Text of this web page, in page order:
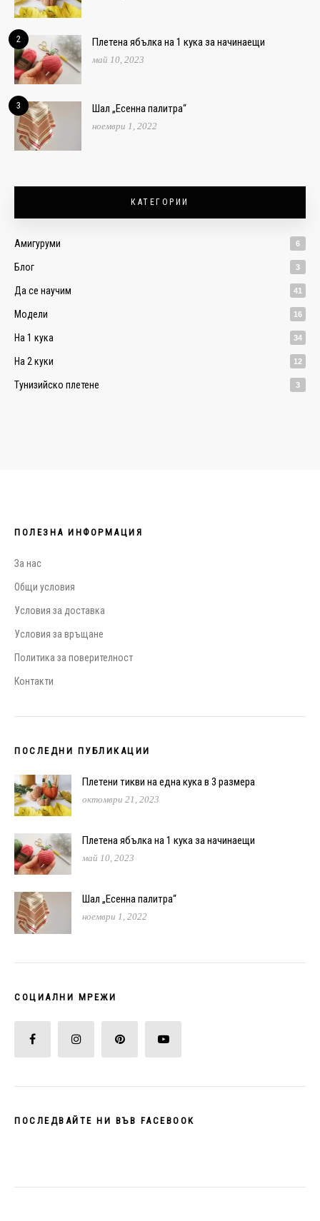
2 Плетена ябълка на 1 кука за начинаещи
май 10, 2023
3 Шал „Есенна палитра“
ноември 1, 2022
КАТЕГОРИИ
Амигуруми 6
Блог 3
Да се научим 41
Модели 16
На 1 кука 34
На 2 куки 12
Тунизийско плетене 3
ПОЛЕЗНА ИНФОРМАЦИЯ
За нас
Общи условия
Условия за доставка
Условия за връщане
Политика за поверителност
Контакти
ПОСЛЕДНИ ПУБЛИКАЦИИ
Плетени тикви на една кука в 3 размера
октомври 21, 2023
Плетена ябълка на 1 кука за начинаещи
май 10, 2023
Шал „Есенна палитра“
ноември 1, 2022
СОЦИАЛНИ МРЕЖИ
ПОСЛЕДВАЙТЕ НИ ВЪВ FACEBOOK